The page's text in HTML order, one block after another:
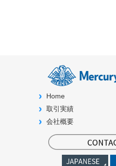
Home
取引実績
会社概要